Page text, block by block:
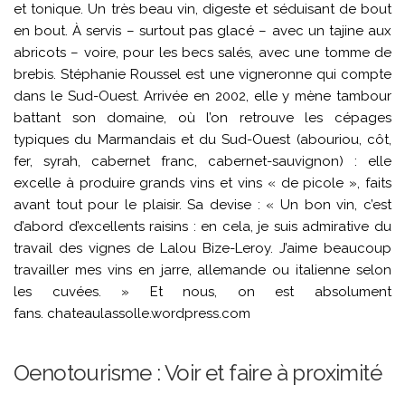
et tonique. Un très beau vin, digeste et séduisant de bout
en bout. À servis – surtout pas glacé – avec un tajine aux
abricots – voire, pour les becs salés, avec une tomme de
brebis. Stéphanie Roussel est une vigneronne qui compte
dans le Sud-Ouest. Arrivée en 2002, elle y mène tambour
battant son domaine, où l’on retrouve les cépages
typiques du Marmandais et du Sud-Ouest (abouriou, côt,
fer, syrah, cabernet franc, cabernet-sauvignon) : elle
excelle à produire grands vins et vins « de picole », faits
avant tout pour le plaisir. Sa devise : « Un bon vin, c’est
d’abord d’excellents raisins : en cela, je suis admirative du
travail des vignes de Lalou Bize-Leroy. J’aime beaucoup
travailler mes vins en jarre, allemande ou italienne selon
les cuvées. » Et nous, on est absolument
fans. chateaulassolle.wordpress.com
Oenotourisme : Voir et faire à proximité